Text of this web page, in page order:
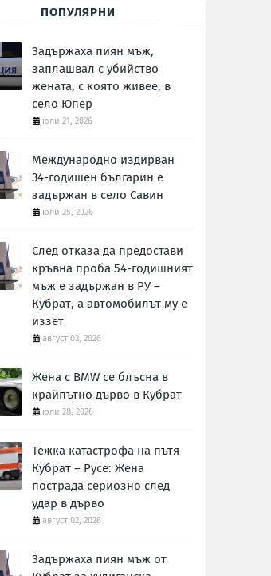
ПОПУЛЯРНИ
Задържаха пиян мъж,
заплашвал с убийство
жената, с която живее, в
село Юпер
юли 21, 2026
Международно издирван
34-годишен българин е
задържан в село Савин
юли 25, 2026
След отказа да предостави
кръвна проба 54-годишният
мъж е задържан в РУ –
Кубрат, а автомобилът му е
иззет
август 03, 2026
Жена с BMW се блъсна в
крайпътно дърво в Кубрат
юли 28, 2026
Тежка катастрофа на пътя
Кубрат – Русе: Жена
пострада сериозно след
удар в дърво
август 02, 2026
Задържаха пиян мъж от